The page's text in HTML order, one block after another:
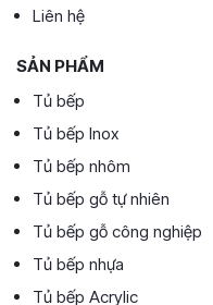
Liên hệ
SẢN PHẨM
Tủ bếp
Tủ bếp Inox
Tủ bếp nhôm
Tủ bếp gỗ tự nhiên
Tủ bếp gỗ công nghiệp
Tủ bếp nhựa
Tủ bếp Acrylic